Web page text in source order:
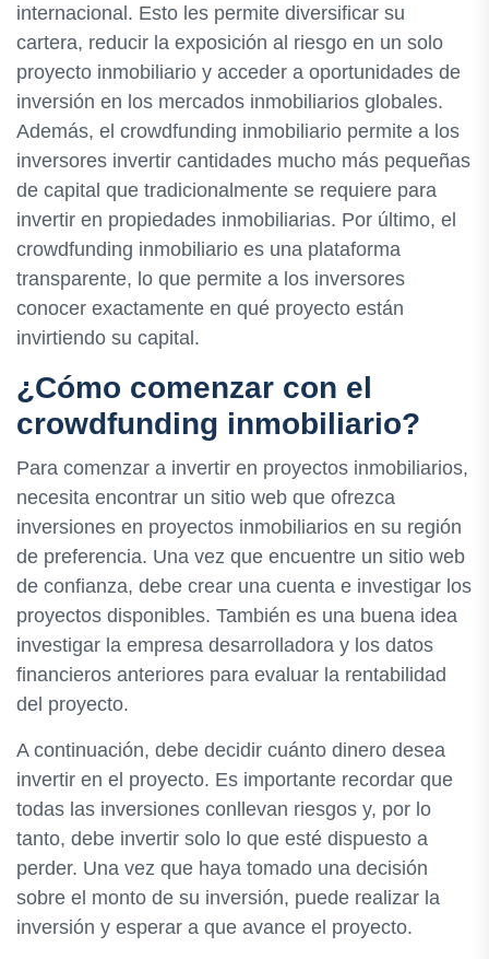
internacional. Esto les permite diversificar su
cartera, reducir la exposición al riesgo en un solo
proyecto inmobiliario y acceder a oportunidades de
inversión en los mercados inmobiliarios globales.
Además, el crowdfunding inmobiliario permite a los
inversores invertir cantidades mucho más pequeñas
de capital que tradicionalmente se requiere para
invertir en propiedades inmobiliarias. Por último, el
crowdfunding inmobiliario es una plataforma
transparente, lo que permite a los inversores
conocer exactamente en qué proyecto están
invirtiendo su capital.
¿Cómo comenzar con el
crowdfunding inmobiliario?
Para comenzar a invertir en proyectos inmobiliarios,
necesita encontrar un sitio web que ofrezca
inversiones en proyectos inmobiliarios en su región
de preferencia. Una vez que encuentre un sitio web
de confianza, debe crear una cuenta e investigar los
proyectos disponibles. También es una buena idea
investigar la empresa desarrolladora y los datos
financieros anteriores para evaluar la rentabilidad
del proyecto.
A continuación, debe decidir cuánto dinero desea
invertir en el proyecto. Es importante recordar que
todas las inversiones conllevan riesgos y, por lo
tanto, debe invertir solo lo que esté dispuesto a
perder. Una vez que haya tomado una decisión
sobre el monto de su inversión, puede realizar la
inversión y esperar a que avance el proyecto.